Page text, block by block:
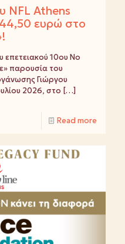
NFL Athens
ευρώ στο
10ου No
παρουσία του
Γιώργου
2026, στο […]
Read more